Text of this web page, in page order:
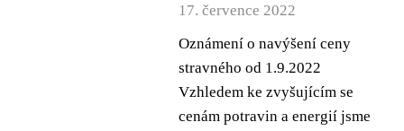
17. července 2022
Oznámení o navýšení ceny
stravného od 1.9.2022
Vzhledem ke zvyšujícím se
cenám potravin a energií jsme